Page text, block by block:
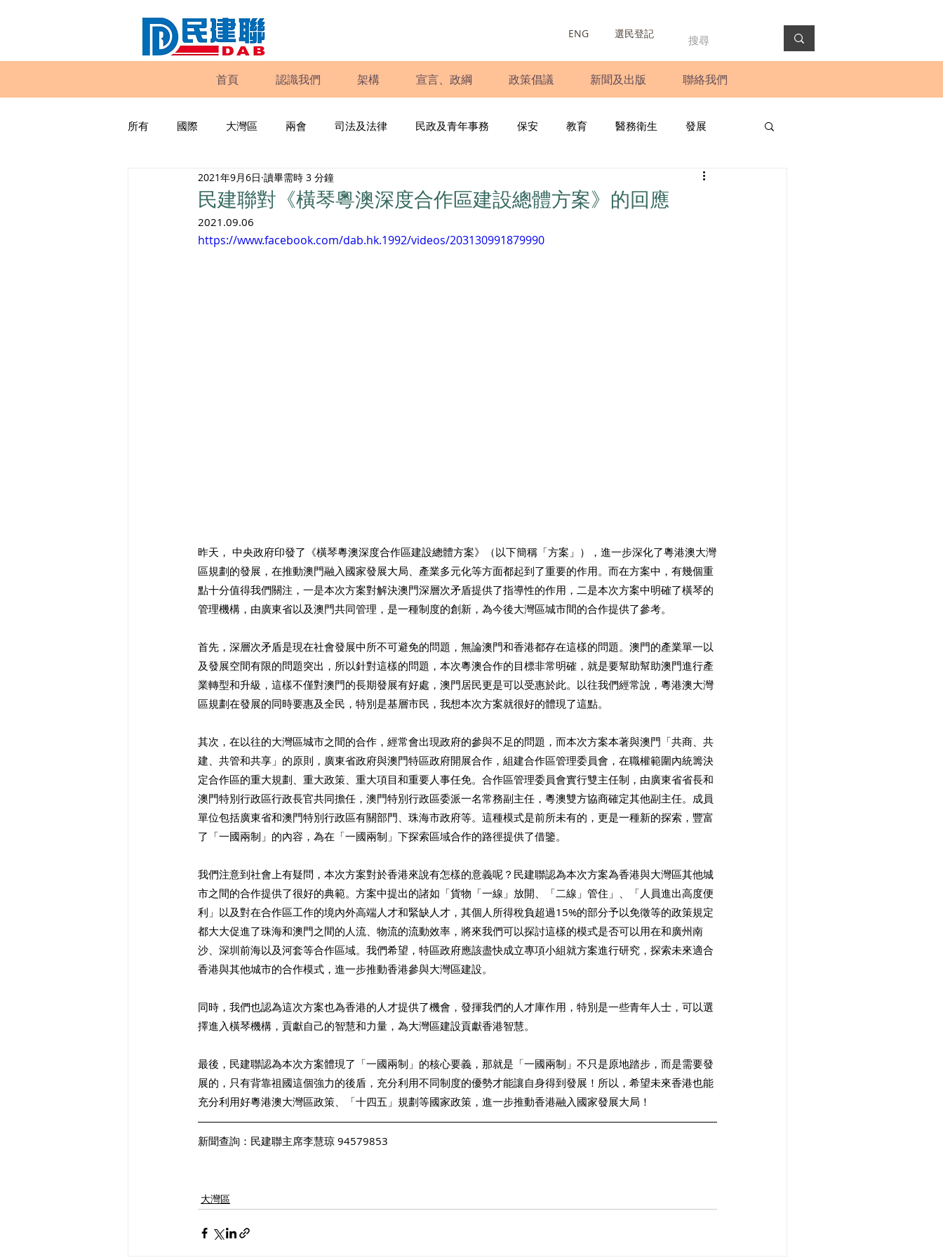
ENG 選民登記
首頁 認識我們 架構 宣言、政綱 政策倡議 新聞及出版 聯絡我們
所有 國際 大灣區 兩會 司法及法律 民政及青年事務 保安 教育 醫務衛生 發展
工商專業 家庭 圓桌會議
民建聯報告及建議書 調查 新冠肺炎 選舉 義工
民建聯對《橫琴粵澳深度合作區建設總體方案》的回應
2021年9月6日 讀畢需時 3 分鐘
2021.09.06
https://www.facebook.com/dab.hk.1992/videos/203130991879990
昨天， 中央政府印發了《橫琴粵澳深度合作區建設總體方案》（以下簡稱「方案」），進一步深化了粵港澳大灣
區規劃的發展，在推動澳門融入國家發展大局、產業多元化等方面都起到了重要的作用。而在方案中，有幾個重
點十分值得我們關注，一是本次方案對解決澳門深層次矛盾提供了指導性的作用，二是本次方案中明確了橫琴的
管理機構，由廣東省以及澳門共同管理，是一種制度的創新，為今後大灣區城市間的合作提供了參考。
首先，深層次矛盾是現在社會發展中所不可避免的問題，無論澳門和香港都存在這樣的問題。澳門的產業單一以
及發展空間有限的問題突出，所以針對這樣的問題，本次粵澳合作的目標非常明確，就是要幫助幫助澳門進行產
業轉型和升級，這樣不僅對澳門的長期發展有好處，澳門居民更是可以受惠於此。以往我們經常說，粵港澳大灣
區規劃在發展的同時要惠及全民，特別是基層市民，我想本次方案就很好的體現了這點。
其次，在以往的大灣區城市之間的合作，經常會出現政府的參與不足的問題，而本次方案本著與澳門「共商、共
建、共管和共享」的原則，廣東省政府與澳門特區政府開展合作，組建合作區管理委員會，在職權範圍內統籌決
定合作區的重大規劃、重大政策、重大項目和重要人事任免。合作區管理委員會實行雙主任制，由廣東省省長和
澳門特別行政區行政長官共同擔任，澳門特別行政區委派一名常務副主任，粵澳雙方協商確定其他副主任。成員
單位包括廣東省和澳門特別行政區有關部門、珠海市政府等。這種模式是前所未有的，更是一種新的探索，豐富
了「一國兩制」的內容，為在「一國兩制」下探索區域合作的路徑提供了借鑒。
我們注意到社會上有疑問，本次方案對於香港來說有怎樣的意義呢？民建聯認為本次方案為香港與大灣區其他城
市之間的合作提供了很好的典範。方案中提出的諸如「貨物「一線」放開、「二線」管住」、「人員進出高度便
利」以及對在合作區工作的境內外高端人才和緊缺人才，其個人所得稅負超過15%的部分予以免徵等的政策規定
都大大促進了珠海和澳門之間的人流、物流的流動效率，將來我們可以探討這樣的模式是否可以用在和廣州南
沙、深圳前海以及河套等合作區域。我們希望，特區政府應該盡快成立專項小組就方案進行研究，探索未來適合
香港與其他城市的合作模式，進一步推動香港參與大灣區建設。
同時，我們也認為這次方案也為香港的人才提供了機會，發揮我們的人才庫作用，特別是一些青年人士，可以選
擇進入橫琴機構，貢獻自己的智慧和力量，為大灣區建設貢獻香港智慧。
最後，民建聯認為本次方案體現了「一國兩制」的核心要義，那就是「一國兩制」不只是原地踏步，而是需要發
展的，只有背靠祖國這個強力的後盾，充分利用不同制度的優勢才能讓自身得到發展！所以，希望未來香港也能
充分利用好粵港澳大灣區政策、「十四五」規劃等國家政策，進一步推動香港融入國家發展大局！
新聞查詢：民建聯主席李慧琼 94579853
大灣區